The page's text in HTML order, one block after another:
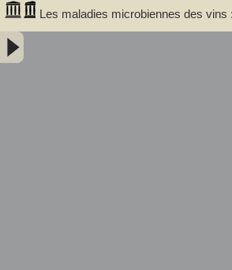
Les maladies microbiennes des
malades / par A. Bouffard,... -